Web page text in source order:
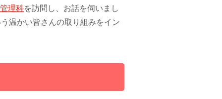
理科を訪問し、お話を伺いまし
温かい皆さんの取り組みをイン